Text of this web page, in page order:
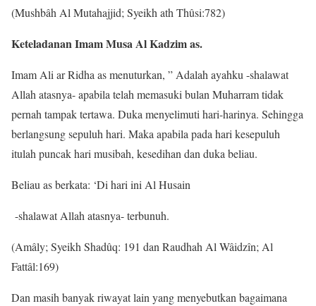
(Mushbâh Al Mutahajjid; Syeikh ath Thûsi:782)
Keteladanan Imam Musa Al Kadzim as.
Imam Ali ar Ridha as menuturkan, ” Adalah ayahku -shalawat
Allah atasnya- apabila telah memasuki bulan Muharram tidak
pernah tampak tertawa. Duka menyelimuti hari-harinya. Sehingga
berlangsung sepuluh hari. Maka apabila pada hari kesepuluh
itulah puncak hari musibah, kesedihan dan duka beliau.
Beliau as berkata: ‘Di hari ini Al Husain
-shalawat Allah atasnya- terbunuh.
(Amâly; Syeikh Shadûq: 191 dan Raudhah Al Wâidzîn; Al
Fattâl:169)
Dan masih banyak riwayat lain yang menyebutkan bagaimana